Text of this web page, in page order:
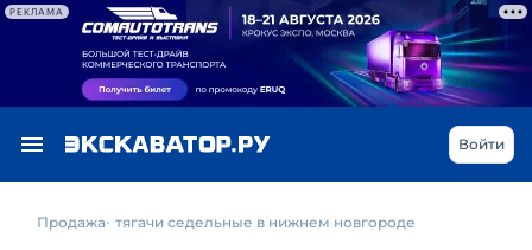
РЕКЛАМА
Войти
Продажа тягачи седельные в нижнем новгороде